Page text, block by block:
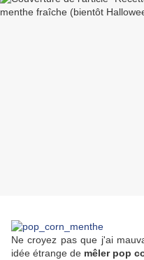
Ne croyez pas que j'ai
idée étrange de mêler pop